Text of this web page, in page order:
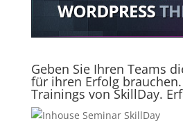
Geben Sie Ihren Teams
für ihren Erfolg
Trainings von SkillDay.